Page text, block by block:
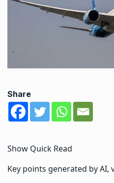
Share
Show Quick Read
Key points generated by